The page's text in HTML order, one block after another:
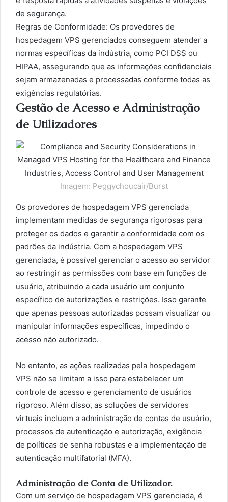
de segurança.
Regras de Conformidade: Os provedores de
hospedagem VPS gerenciados conseguem atender a
normas específicas da indústria, como PCI DSS ou
HIPAA, assegurando que as informações confidenciais
sejam armazenadas e processadas conforme todas as
exigências regulatórias.
Gestão de Acesso e Administração
de Utilizadores
Imagem: Peggychoucair/Burst
Os provedores de hospedagem VPS gerenciada
implementam medidas de segurança rigorosas para
proteger os dados e garantir a conformidade com os
padrões da indústria. Com a hospedagem VPS
gerenciada, é possível gerenciar o acesso ao servidor
ao restringir as permissões com base em funções de
usuário, atribuindo a cada usuário um conjunto
específico de autorizações e restrições. Isso garante
que apenas pessoas autorizadas possam visualizar ou
manipular informações específicas, impedindo o
acesso não autorizado.
No entanto, as ações realizadas pela hospedagem
VPS não se limitam a isso para estabelecer um
controle de acesso e gerenciamento de usuários
rigoroso. Além disso, as soluções de servidores
virtuais incluem a administração de contas de usuário,
processos de autenticação e autorização, exigência
de políticas de senha robustas e a implementação de
autenticação multifatorial (MFA).
Administração de Conta de Utilizador.
Com um serviço de hospedagem VPS gerenciada, é